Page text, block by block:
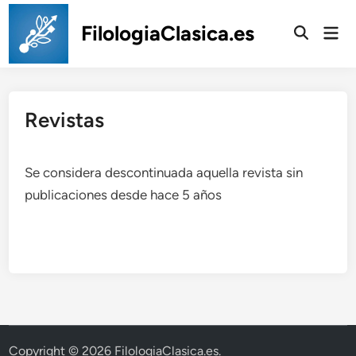
Saltar
contenido
FilologiaClasica.es
Revistas
Se considera descontinuada aquella revista sin
publicaciones desde hace 5 años
Copyright © 2026 FilologiaClasica.es.